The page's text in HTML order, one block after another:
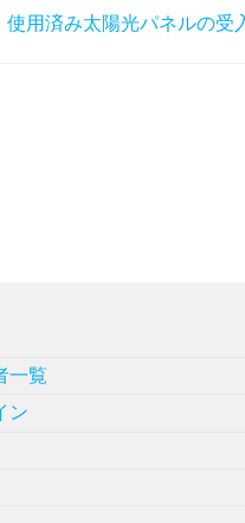
使用済み太陽光パネルの受
一覧
ン